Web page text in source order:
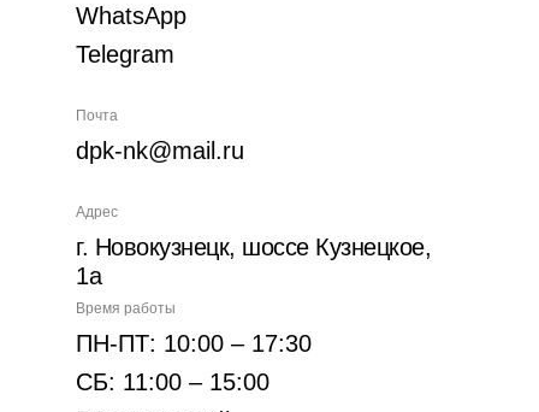
WhatsApp
Telegram
Почта
dpk-nk@mail.ru
Время работы
ПН-ПТ: 10:00 – 17:30
СБ: 11:00 – 15:00
Адрес
г. Новокузнецк, шоссе Кузнецкое,
1а